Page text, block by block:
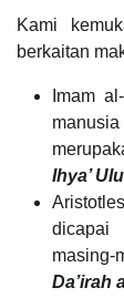
Kami
berkaitan
Imam
Ihya’
dicapai
Da’irah